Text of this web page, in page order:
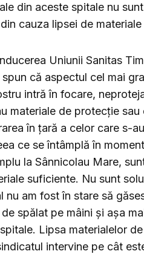
din aceste spitale nu
cauza lipsei de
Uniunii Sanitas
că aspectul cel mai
intră în focare,
materiale de protecție
în țară a celor care s-
ce se întâmplă în
la Sânnicolau Mare,
suficiente. Nu sunt
nu am fost în stare să
spălat pe mâini și așa
Lipsa materialelor
intervine pe cât